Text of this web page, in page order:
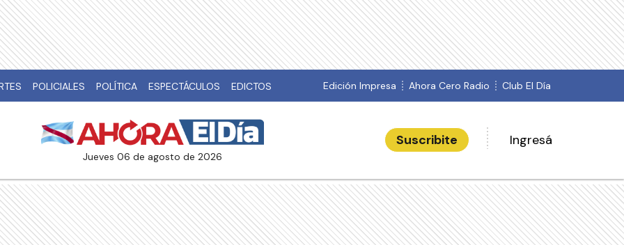
POLICIALES POLÍTICA ESPECTÁCULOS EDICTOS Edición Impresa Ahora Cero Radio Club El Día
jueves 06 de agosto de 2026
Suscribite Ingresá